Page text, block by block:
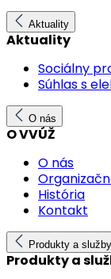
Aktuality
Aktuality
Sociálny
Súhlas s
O nás
O VVÚŽ
O nás
História
Kontakt
Produkty a služby
Produkty a